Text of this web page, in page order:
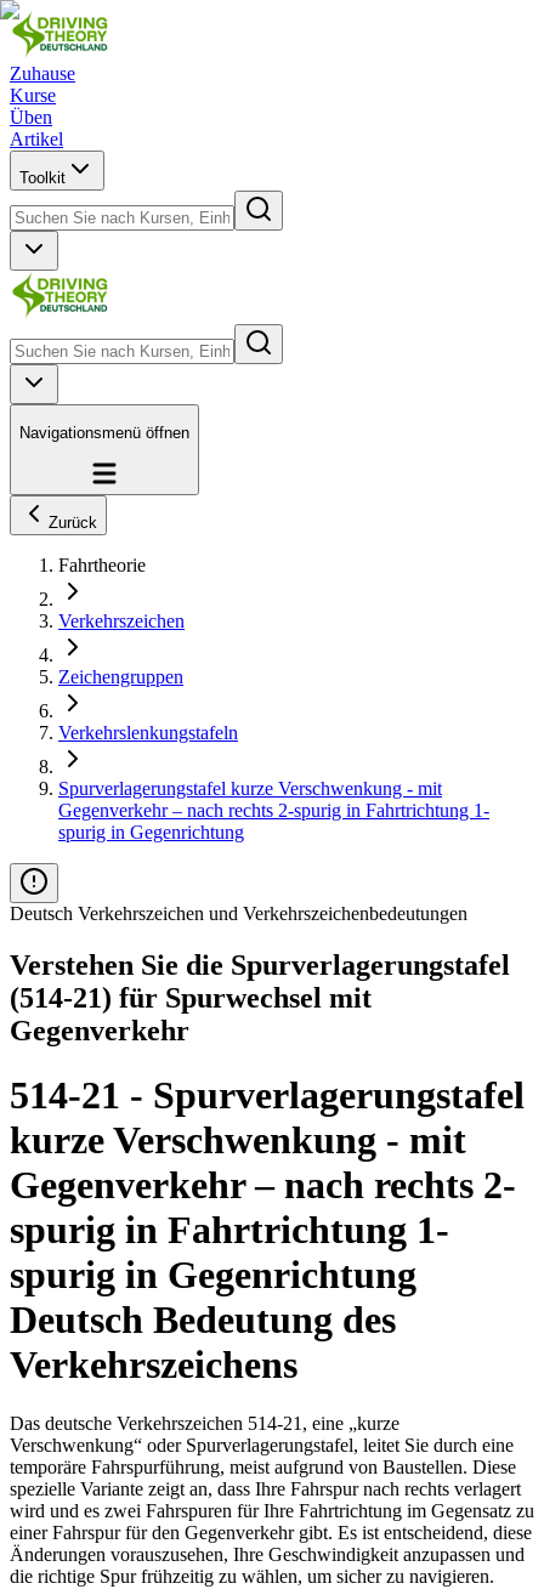
Zuhause
Kurse
Üben
Artikel
Toolkit
Navigationsmenü öffnen
Zurück
Fahrtheorie
Verkehrszeichen
Zeichengruppen
Verkehrslenkungstafeln
Spurverlagerungstafel kurze Verschwenkung - mit
Gegenverkehr – nach rechts 2-spurig in Fahrtrichtung 1-
spurig in Gegenrichtung
Deutsch Verkehrszeichen und Verkehrszeichenbedeutungen
Verstehen Sie die Spurverlagerungstafel
(514-21) für Spurwechsel mit
Gegenverkehr
514-21 - Spurverlagerungstafel
kurze Verschwenkung - mit
Gegenverkehr – nach rechts 2-
spurig in Fahrtrichtung 1-
spurig in Gegenrichtung
Deutsch Bedeutung des
Verkehrszeichens
Das deutsche Verkehrszeichen 514-21, eine „kurze
Verschwenkung“ oder Spurverlagerungstafel, leitet Sie durch eine
temporäre Fahrspurführung, meist aufgrund von Baustellen. Diese
spezielle Variante zeigt an, dass Ihre Fahrspur nach rechts verlagert
wird und es zwei Fahrspuren für Ihre Fahrtrichtung im Gegensatz zu
einer Fahrspur für den Gegenverkehr gibt. Es ist entscheidend, diese
Änderungen vorauszusehen, Ihre Geschwindigkeit anzupassen und
die richtige Spur frühzeitig zu wählen, um sicher zu navigieren.